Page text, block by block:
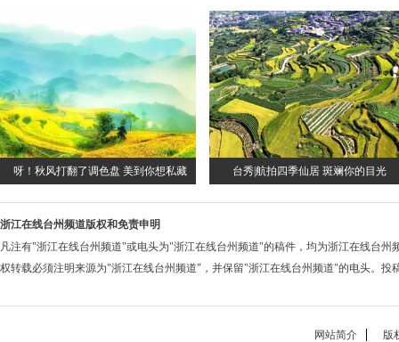
呀！秋风打翻了调色盘 美到你想私藏 台秀|航拍四季仙居 斑斓你的目光
浙江在线台州频道版权和免责申明
凡注有"浙江在线台州频道"或电头为"浙江在线台州频道"的稿件，均为浙江在线台州
权转载必须注明来源为"浙江在线台州频道" ，并保留"浙江在线台州频道"的电头。投
网站简介
版